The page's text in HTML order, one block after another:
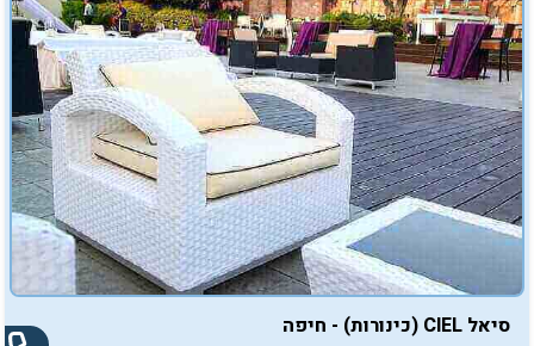
סיאל CIEL (כינורות) - חיפה